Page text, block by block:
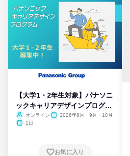
【大学1・2年生対象】パナソニ
ックキャリアデザインプログラ
ム
オンライン
2026年8月・9月・10月
1日
お気に入り